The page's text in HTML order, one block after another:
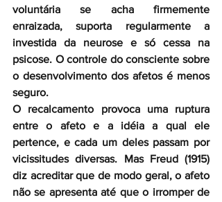
voluntária se acha firmemente
enraizada, suporta regularmente a
investida da neurose e só cessa na
psicose. O controle do consciente sobre
o desenvolvimento dos afetos é menos
seguro.
O recalcamento provoca uma ruptura
entre o afeto e a idéia a qual ele
pertence, e cada um deles passam por
vicissitudes diversas. Mas Freud (1915)
diz acreditar que de modo geral, o afeto
não se apresenta até que o irromper de